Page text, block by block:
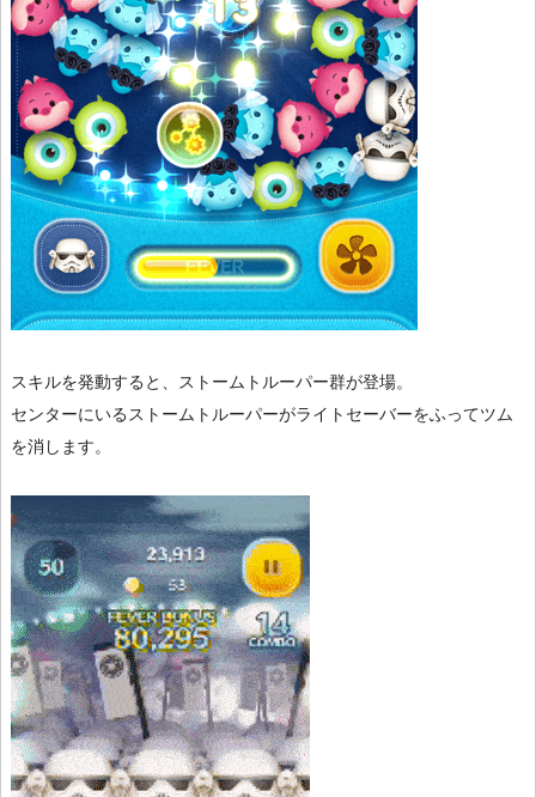
スキルを発動すると、ストームトルーパー群が登場。
センターにいるストームトルーパーがライトセーバーをふってツム
を消します。